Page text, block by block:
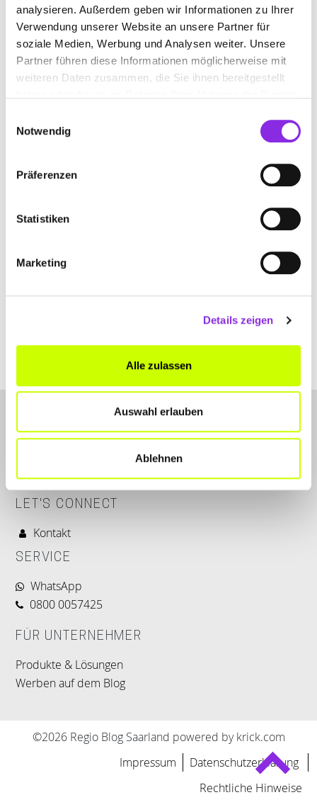
analysieren. Außerdem geben wir Informationen zu Ihrer
Verwendung unserer Website an unsere Partner für
soziale Medien, Werbung und Analysen weiter. Unsere
Partner führen diese Informationen möglicherweise mit
weiteren Daten zusammen, die Sie ihnen bereitgestellt
Notwendig
Präferenzen
Statistiken
Marketing
Details zeigen
Alle zulassen
Auswahl erlauben
Ablehnen
Finden
ALLE MERZIG SAARLOUIS
ROXANA WILHELM RECHTSANWÄLTIN
kanzleiwilhelm.de
LET'S CONNECT
Kontakt
SERVICE
WhatsApp
0800 0057425
FÜR UNTERNEHMER
Produkte & Lösungen
Werben auf dem Blog
©2026 Regio Blog Saarland powered by krick.com
Impressum
Datenschutzerklärung
Rechtliche Hinweise